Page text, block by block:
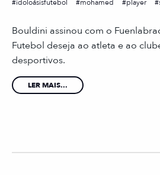
idoloásisfutebol
mohamed player
Bouldini assinou com o
Futebol deseja ao atleta e ao
desportivos.
LER MAIS...